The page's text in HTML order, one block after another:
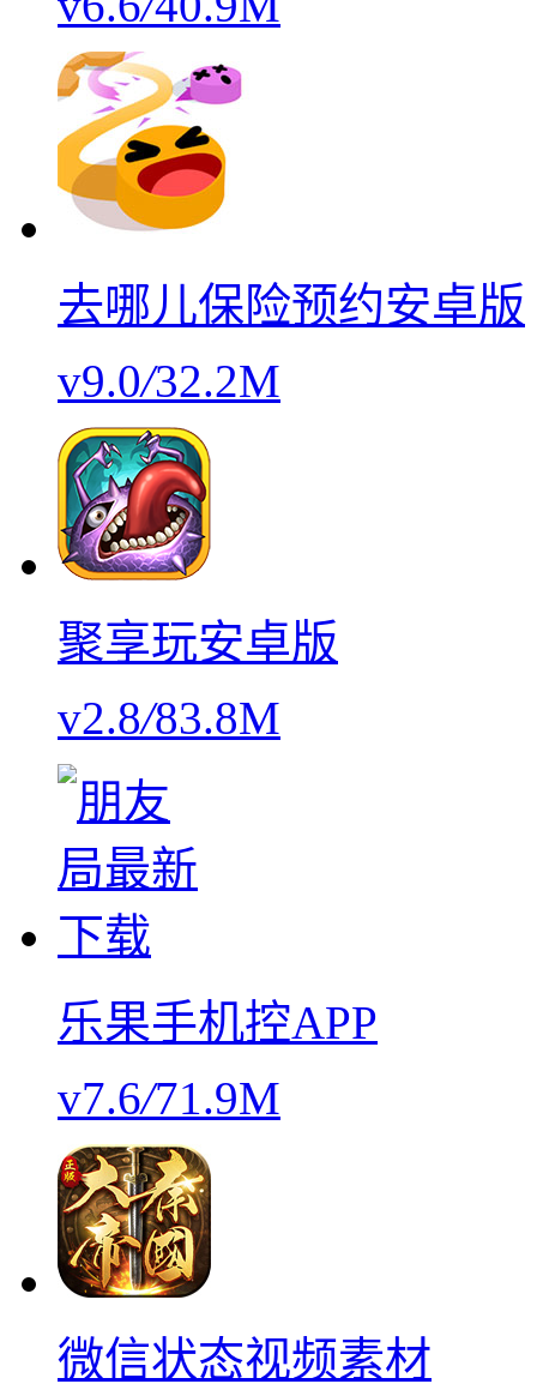
去哪儿保险预约安卓版
v9.0/32.2M
聚享玩安卓版
v2.8/83.8M
乐果手机控APP
v7.6/71.9M
微信状态视频素材